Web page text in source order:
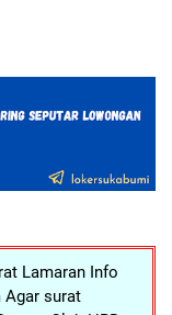
Lamaran Info
Agar surat